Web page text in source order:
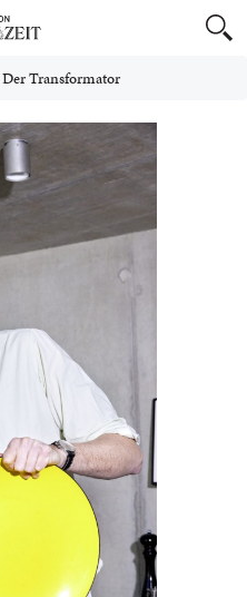
Der Transformator